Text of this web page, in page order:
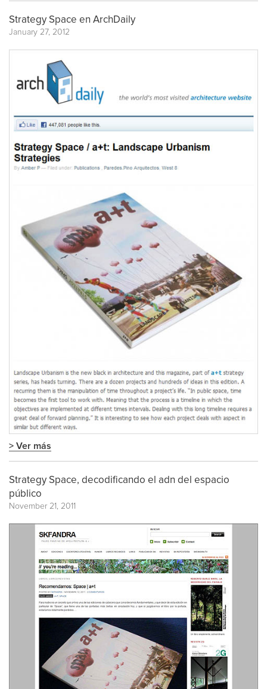
Strategy Space en ArchDaily
January 27, 2012
> Ver más
Strategy Space, decodificando el adn del espacio
público
November 21, 2011